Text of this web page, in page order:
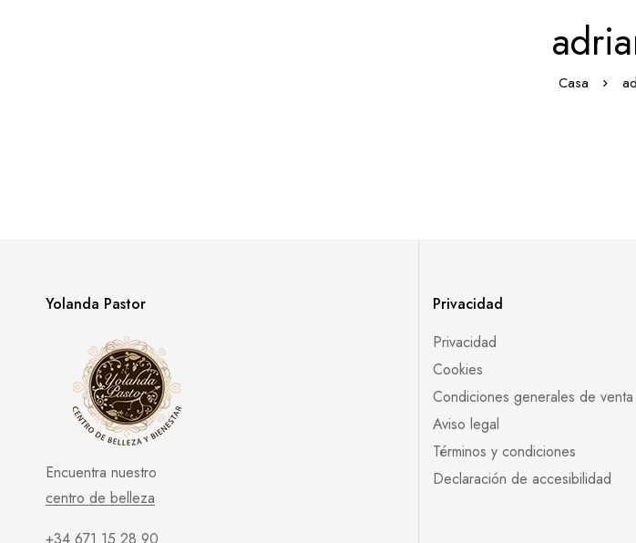
Casa
Yolanda Pastor
Encuentra nuestro
centro de belleza
+34 671 15 28 90
Privacidad
Privacidad
Cookies
Condiciones generales de venta
Aviso legal
Términos y condiciones
Declaración de accesibilidad